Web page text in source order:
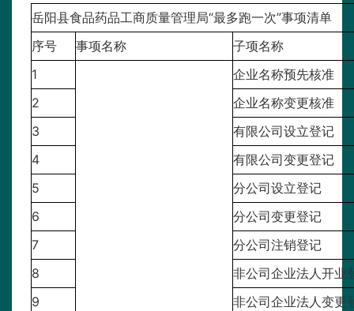
岳阳县食品药品工商质量管理局“最多跑一次”事项清单
序号
事项名称
子项名称
1
企业名称预先核准
2
企业名称变更核准
3
有限公司设立登记
4
有限公司变更登记
5
分公司设立登记
6
分公司变更登记
7
分公司注销登记
8
非公司企业法人开业
9
非公司企业法人变更